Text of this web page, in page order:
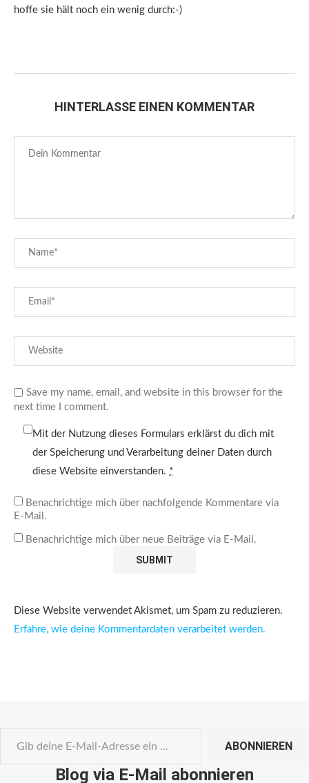
hoffe sie hält noch ein wenig durch:-)
HINTERLASSE EINEN KOMMENTAR
Save my name, email, and website in this browser for the
next time I comment.
Mit der Nutzung dieses Formulars erklärst du dich mit
der Speicherung und Verarbeitung deiner Daten durch
diese Website einverstanden. *
Benachrichtige mich über nachfolgende Kommentare via
E-Mail.
Benachrichtige mich über neue Beiträge via E-Mail.
Diese Website verwendet Akismet, um Spam zu reduzieren.
Erfahre, wie deine Kommentardaten verarbeitet werden.
ABONNIEREN
Blog via E-Mail abonnieren